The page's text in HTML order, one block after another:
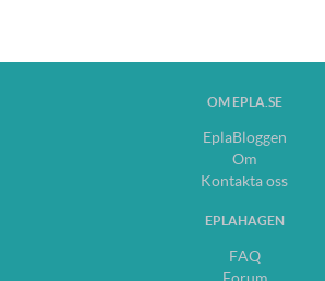
OM EPLA.SE
EplaBloggen
Om
Kontakta oss
EPLAHAGEN
FAQ
Forum